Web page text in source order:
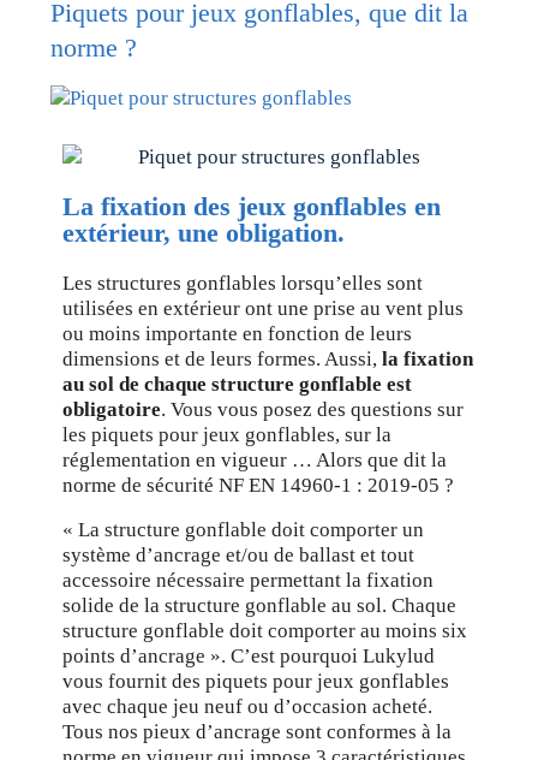
Piquets pour jeux gonflables, que dit la
norme ?
La fixation des jeux gonflables en
extérieur, une obligation.
Les structures gonflables lorsqu’elles sont
utilisées en extérieur ont une prise au vent plus
ou moins importante en fonction de leurs
dimensions et de leurs formes. Aussi,la fixation
au sol de chaque structure gonflable est
obligatoire. Vous vous posez des questions sur
les piquets pour jeux gonflables, sur la
réglementation en vigueur … Alors que dit la
norme de sécurité NF EN 14960-1 : 2019-05 ?
« La structure gonflable doit comporter un
système d’ancrage et/ou de ballast et tout
accessoire nécessaire permettant la fixation
solide de la structure gonflable au sol. Chaque
structure gonflable doit comporter au moins six
points d’ancrage ». C’est pourquoi Lukylud
vous fournit des piquets pour jeux gonflables
avec chaque jeu neuf ou d’occasion acheté.
Tous nos pieux d’ancrage sont conformes à la